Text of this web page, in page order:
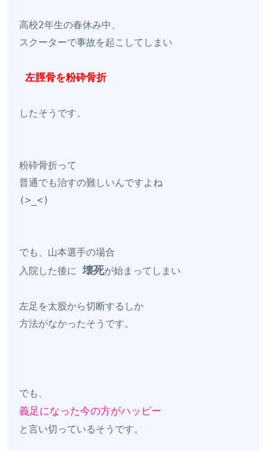
高校2年生の春休み中、
スクーターで事故を起こしてしまい
左脛骨を粉砕骨折
したそうです。
粉砕骨折って
普通でも治すの難しいんですよね
(>_<)
でも、山本選手の場合
入院した後に 壊死が始まってしまい
左足を太股から切断するしか
方法がなかったそうです。
義足になった今の方がハッピー
と言い切っているそうです。